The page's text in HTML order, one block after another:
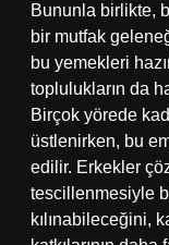
Bununla birlikte,
bir mutfak
bu yemekleri
toplulukların da
Birçok yörede
üstlenirken, bu
edilir. Erkekler
tescillenmesiyle
kılınabileceğini,